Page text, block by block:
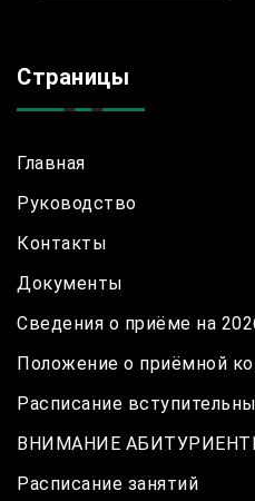
Страницы
Главная
Руководство
Контакты
Документы
Сведения о приёме на
Положение о приёмной
Расписание
ВНИМАНИЕ
Расписание занятий